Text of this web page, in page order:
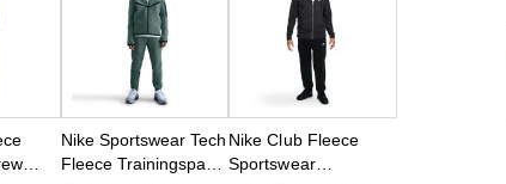
Nike Sportswear Tech
Fleece Trainingspak
Nike Club Fleece
Sportswear